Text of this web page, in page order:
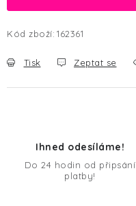
Kód zboží: 162361
Tisk Zeptat se
Ihned odesíláme!
Do 24 hodin od připsání
platby!